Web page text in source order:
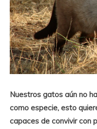
Nuestros gatos aún no
como especie, esto
capaces de convivir con